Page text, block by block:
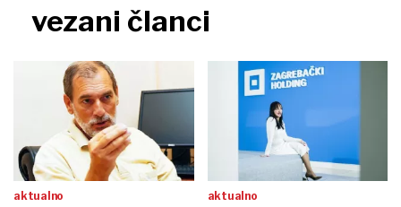
vezani članci
aktualno aktualno